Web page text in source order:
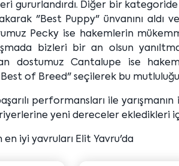
gururlandırdı. Diğer bir
"Best Puppy" ünvanını
Pecky ise hakemlerin
bizleri bir an olsun
dostumuz Cantalupe ise
of Breed" seçilerek bu
performansları ile
yeni dereceler ekledikleri
en iyi yavruları Elit Yavru'da